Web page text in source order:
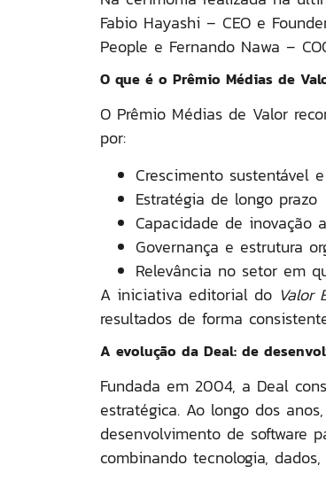
Fabio Hayashi – CEO e
People e Fernando Nawa –
O que é o Prêmio Médias de
O Prêmio Médias de Valor
por:
Crescimento sustentável
Estratégia de longo prazo
Capacidade de inovação
Governança e estrutura
Relevância no setor em
A iniciativa editorial do Valor
resultados de forma
A evolução da Deal: de
Fundada em 2004, a Deal
estratégica. Ao longo dos
desenvolvimento de software
combinando tecnologia,